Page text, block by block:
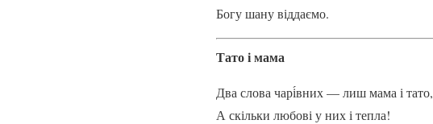
Богу шану віддаємо.
Тато і мама
Два слова чарі́вних — лиш мама і тато,
А скільки любові у них і тепла!